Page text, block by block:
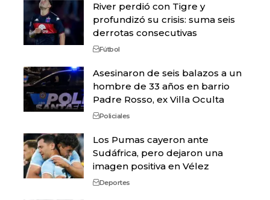
River perdió con Tigre y
profundizó su crisis: suma seis
derrotas consecutivas
Fútbol
Asesinaron de seis balazos a un
hombre de 33 años en barrio
Padre Rosso, ex Villa Oculta
Policiales
Los Pumas cayeron ante
Sudáfrica, pero dejaron una
imagen positiva en Vélez
Deportes